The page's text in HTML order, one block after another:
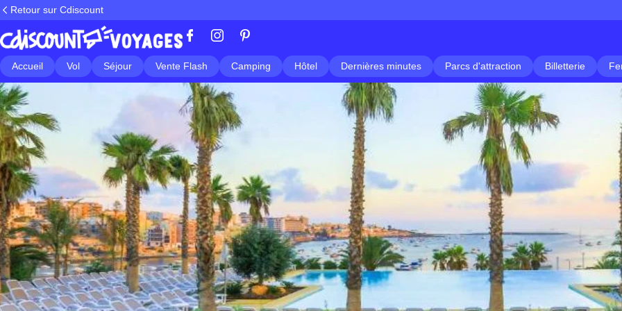
Retour sur Cdiscount
Accueil Vol Séjour Vente Flash Camping Hôtel Dernières minutes Parcs d'attraction Billetterie